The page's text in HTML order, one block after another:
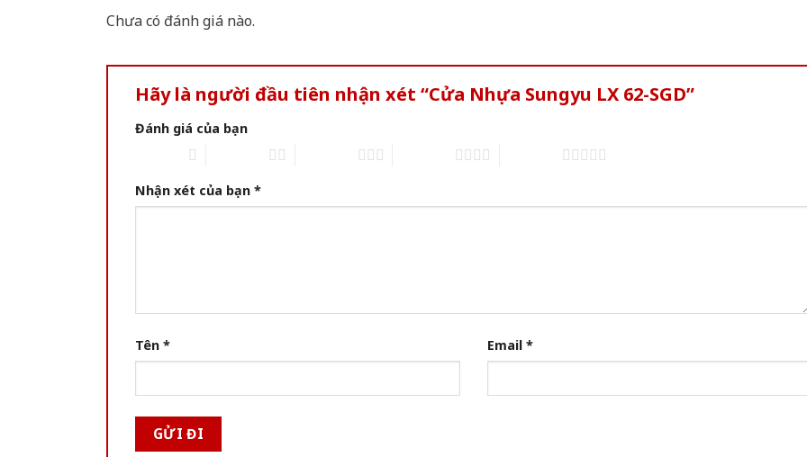
Chưa có đánh giá nào.
Hãy là người đầu tiên nhận xét “Cửa Nhựa Sungyu LX 62-SGD”
Đánh giá của bạn
Nhận xét của bạn *
Tên * Email *